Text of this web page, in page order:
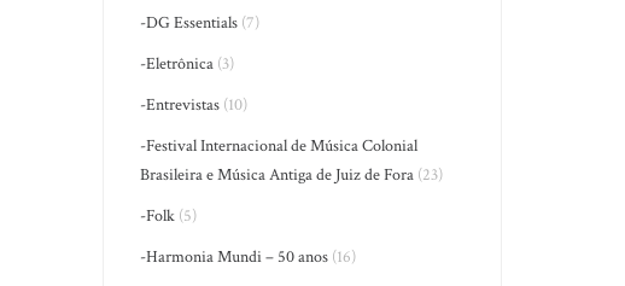
-DG Essentials (7)
-Eletrônica (3)
-Entrevistas (10)
-Festival Internacional de Música Colonial
Brasileira e Música Antiga de Juiz de Fora (23)
-Folk (5)
-Harmonia Mundi – 50 anos (16)